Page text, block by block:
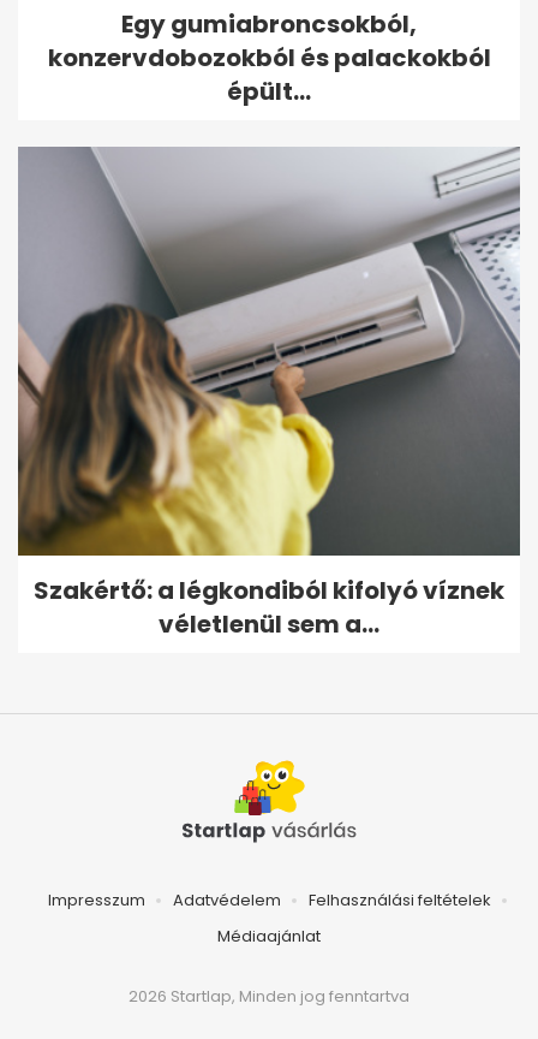
Egy gumiabroncsokból,
konzervdobozokból és palackokból
épült...
Szakértő: a légkondiból kifolyó víznek
véletlenül sem a...
Impresszum Adatvédelem
Felhasználási feltételek
Médiaajánlat
2026 Startlap, Minden jog fenntartva